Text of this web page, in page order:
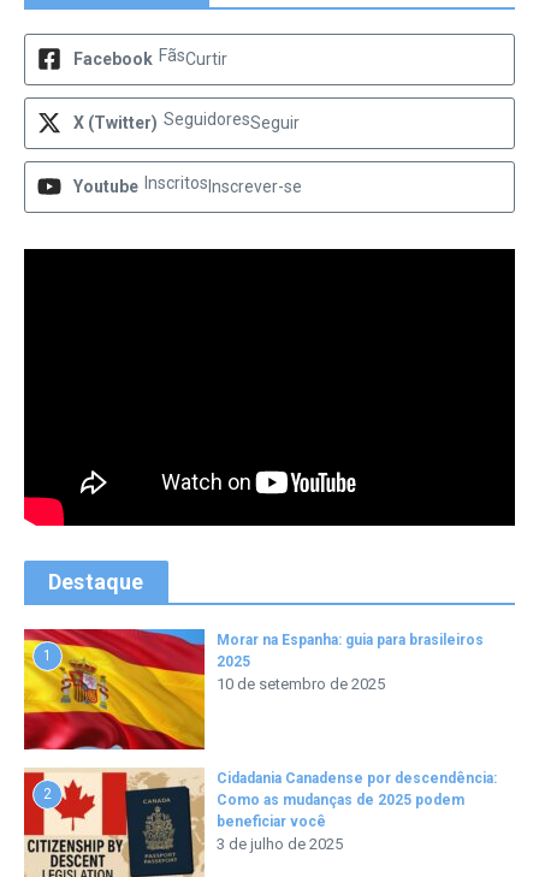
Facebook FãsCurtir
X (Twitter) SeguidoresSeguir
Youtube Inscritos Inscrever-se
Destaque
1
Morar na Espanha: guia para brasileiros
2025
10 de setembro de 2025
2
Cidadania Canadense por descendência:
Como as mudanças de 2025 podem
beneficiar você
3 de julho de 2025